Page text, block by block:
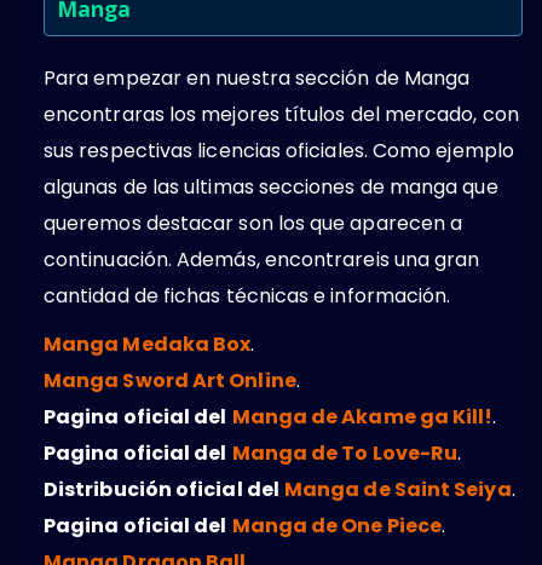
Manga
Para empezar en nuestra sección de Manga
encontraras los mejores títulos del mercado, con
sus respectivas licencias oficiales. Como ejemplo
algunas de las ultimas secciones de manga que
queremos destacar son los que aparecen a
continuación. Además, encontrareis una gran
cantidad de fichas técnicas e información.
Manga Medaka Box.
Manga Sword Art Online.
Pagina oficial del Manga de Akame ga Kill!.
Pagina oficial del Manga de To Love-Ru.
Distribución oficial del Manga de Saint Seiya.
Pagina oficial del Manga de One Piece.